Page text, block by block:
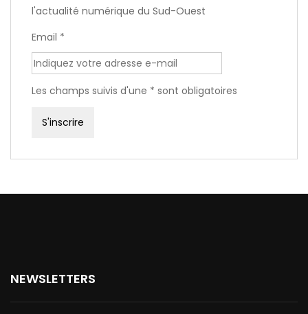
l'actualité numérique du Sud-Ouest
Email *
Les champs suivis d'une * sont obligatoires
NEWSLETTERS